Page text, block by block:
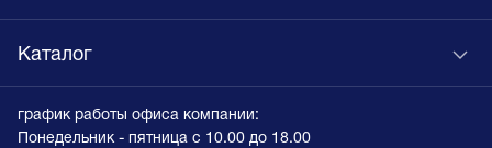
Каталог
график работы офиса компании:
Понедельник - пятница с 10.00 до 18.00